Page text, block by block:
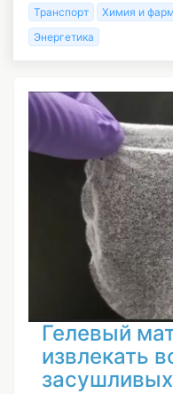
Гелевый
извлекать
Транспорт
Химия и
Энергетика